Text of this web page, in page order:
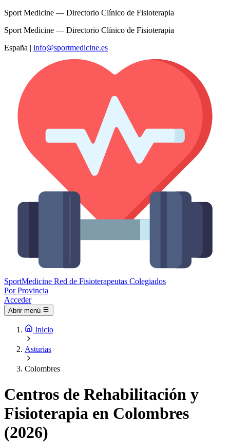
Sport Medicine — Directorio Clínico de Fisioterapia
Sport Medicine — Directorio Clínico de Fisioterapia
España | info@sportmedicine.es
SportMedicine Red de Fisioterapeutas Colegiados
Por Provincia
Acceder
Abrir menú
Inicio
Asturias
Colombres
Centros de Rehabilitación y
Fisioterapia en Colombres
(2026)